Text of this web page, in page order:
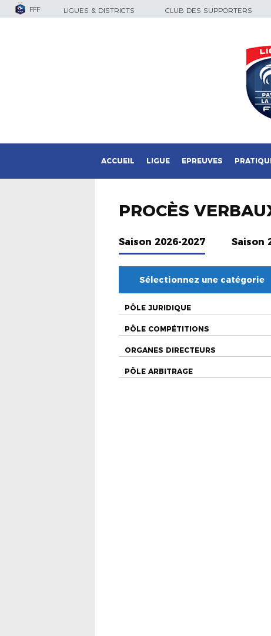
FFF LIGUES & DISTRICTS CLUB DES SUPPORTERS
ACCUEIL LIGUE EPREUVES
PROCÈS
Saison 2026-2027 Saison
Sélectionnez une catégorie
PÔLE JURIDIQUE
PÔLE COMPÉTITIONS
ORGANES DIRECTEURS
PÔLE ARBITRAGE